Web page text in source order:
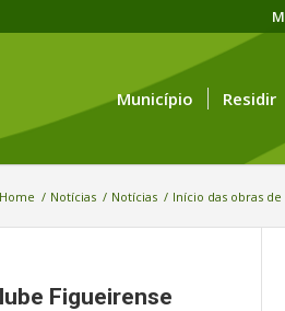
Município Residir
Home / Notícias / Notícias / Início das obras
Figueirense